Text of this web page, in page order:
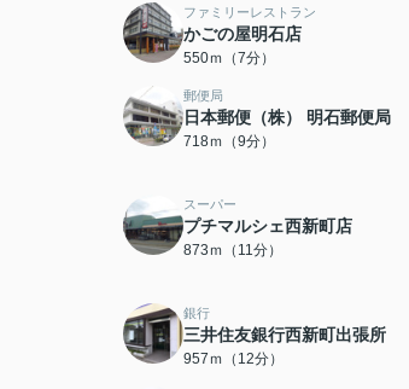
ファミリーレストラン
かごの屋明石店
550ｍ（7分）
郵便局
日本郵便（株） 明石郵便局
718ｍ（9分）
スーパー
プチマルシェ西新町店
873ｍ（11分）
銀行
三井住友銀行西新町出張所
957ｍ（12分）